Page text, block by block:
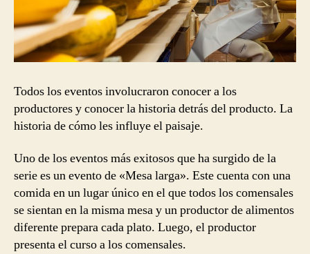
Todos los eventos involucraron conocer a los
productores y conocer la historia detrás del producto. La
historia de cómo les influye el paisaje.
Uno de los eventos más exitosos que ha surgido de la
serie es un evento de «Mesa larga». Este cuenta con una
comida en un lugar único en el que todos los comensales
se sientan en la misma mesa y un productor de alimentos
diferente prepara cada plato. Luego, el productor
presenta el curso a los comensales.